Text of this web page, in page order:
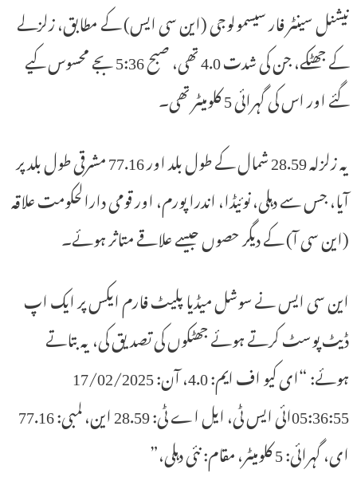
نیشنل سینٹر فار سیسمولوجی (این سی ایس) کے مطابق، زلزلے
کے جھٹکے، جن کی شدت 4.0 تھی، صبح 5:36 بجے محسوس کیے
گئے اور اس کی گہرائی 5 کلومیٹر تھی۔
یہ زلزلہ 28.59 شمال کے طول بلد اور 77.16 مشرقی طول بلد پر
آیا، جس سے دہلی، نوئیڈا، اندرا پورم، اور قومی دارالحکومت علاقہ
(این سی آ) کے دیگر حصوں جیسے علاقے متاثر ہوئے۔
این سی ایس نے سوشل میڈیا پلیٹ فارم ایکس پر ایک اپ
ڈیٹ پوسٹ کرتے ہوئے جھٹکوں کی تصدیق کی، یہ بتاتے
ہوئے: “ای کیو اف ایم: 4.0، آن: 17/02/2025
05:36:55ائی ایس ٹی، ایل اے ٹی: 28.59 این، لمبی: 77.16
ای، گہرائی: 5 کلومیٹر، مقام: نئی دہلی،”